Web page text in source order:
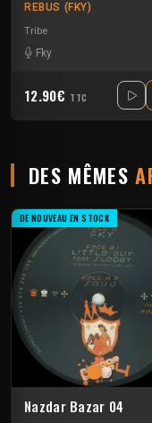
REBUS (FKY)
Tribe
Fky
12.90€ TTC
DES MÊMES
DE NOUVEAU EN STOCK
Nazdar Bazar 04